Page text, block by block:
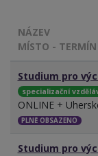
NÁZEV
MÍSTO - TERMÍN
Studium pro
specializační
ONLINE +
PLNĚ OBSAZENO
Studium pro